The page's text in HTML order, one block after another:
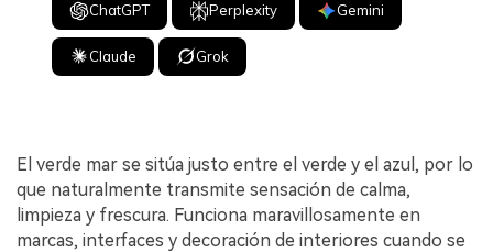
ChatGPT Perplexity Gemini
Claude Grok
El verde mar se sitúa justo entre el verde y el azul, por lo
que naturalmente transmite sensación de calma,
limpieza y frescura. Funciona maravillosamente en
marcas, interfaces y decoración de interiores cuando se